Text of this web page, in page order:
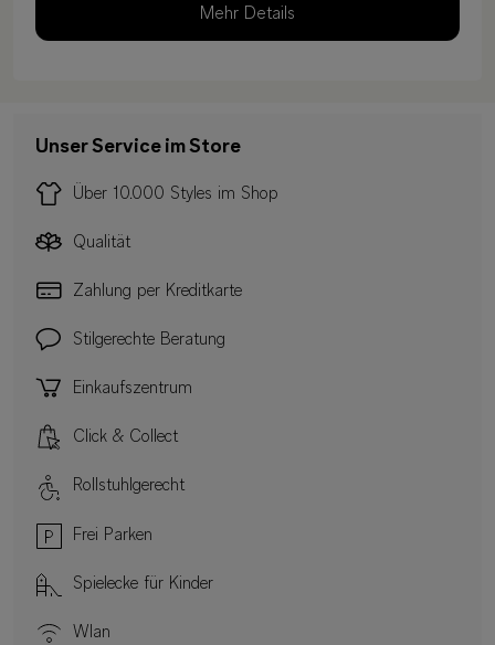
Mehr Details
Unser Service im Store
Über 10.000 Styles im Shop
Qualität
Zahlung per Kreditkarte
Stilgerechte Beratung
Einkaufszentrum
Click & Collect
Rollstuhlgerecht
Frei Parken
Spielecke für Kinder
Wlan